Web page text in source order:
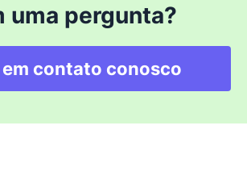
uma pergunta?
em contato conosco